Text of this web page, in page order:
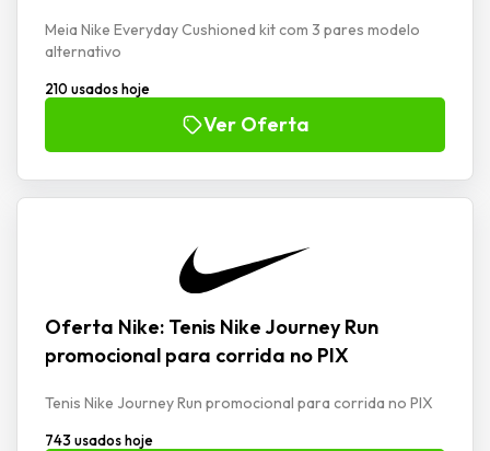
Meia Nike Everyday Cushioned kit com 3 pares modelo
alternativo
210 usados hoje
Ver Oferta
Oferta Nike: Tenis Nike Journey Run
promocional para corrida no PIX
Tenis Nike Journey Run promocional para corrida no PIX
743 usados hoje